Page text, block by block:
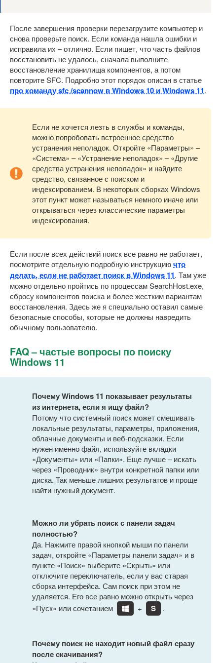
После завершения проверки перезагрузите компьютер и
снова проверьте поиск. Если команда нашла ошибки и
исправила их – отлично. Если пишет, что часть файлов
восстановить не удалось, сначала выполните
восстановление хранилища компонентов, а потом
повторите SFC. Подробно этот порядок описан в статье
про команду sfc /scannow в Windows 10 и Windows 11.
Если не хочется лезть в службы и команды,
можно попробовать встроенное средство
устранения неполадок. Откройте «Параметры» –
«Система» – «Устранение неполадок» – «Другие
средства устранения неполадок» и найдите
средство, связанное с поиском и
индексированием. В некоторых сборках Windows
этот пункт может называться немного иначе или
открываться через классические параметры
индексирования.
Если после всех действий поиск все равно не работает,
посмотрите отдельную подробную инструкциючто
делать, если не работает поиск в Windows 11. Там уже
можно отдельно пройтись по процессам SearchHost.exe,
сбросу компонентов поиска и более жестким вариантам
восстановления. Здесь же я специально оставил самые
безопасные способы, которые не должны навредить
обычному пользователю.
FAQ – частые вопросы по поиску
Windows 11
Почему Windows 11 показывает результаты
из интернета, если я ищу файл?
Потому что системный поиск может смешивать
локальные результаты, параметры, приложения,
облачные документы и веб-подсказки. Если
нужен именно файл, используйте вкладки
«Документы» или «Папки». Еще лучше – искать
через «Проводник» внутри конкретной папки или
диска. Так меньше лишних результатов и проще
найти нужный документ.
Можно ли убрать поиск с панели задач
полностью?
Да. Нажмите правой кнопкой мыши по панели
задач, откройте «Параметры панели задач» и в
пункте «Поиск» выберите «Скрыть» или
отключите переключатель, если у вас старая
сборка интерфейса. Сам поиск при этом не
удаляется. Его все равно можно открыть через
«Пуск» или сочетанием
+ S .
Почему поиск не находит новый файл сразу
после скачивания?